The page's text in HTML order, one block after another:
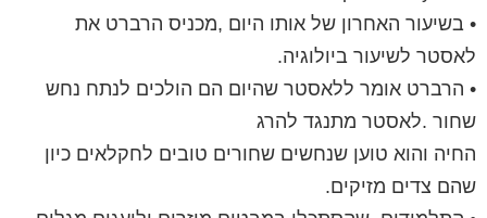
• בשיעור האחרון של אותו היום ,מכניס הרברט את
לאסטר לשיעור ביולוגיה.
• הרברט אומר ללאסטר שהיום הם הולכים לנתח נחש
שחור .לאסטר מתנגד להרג
החיה והוא טוען שנחשים שחורים טובים לחקלאים כיון
שהם צדים מזיקים.